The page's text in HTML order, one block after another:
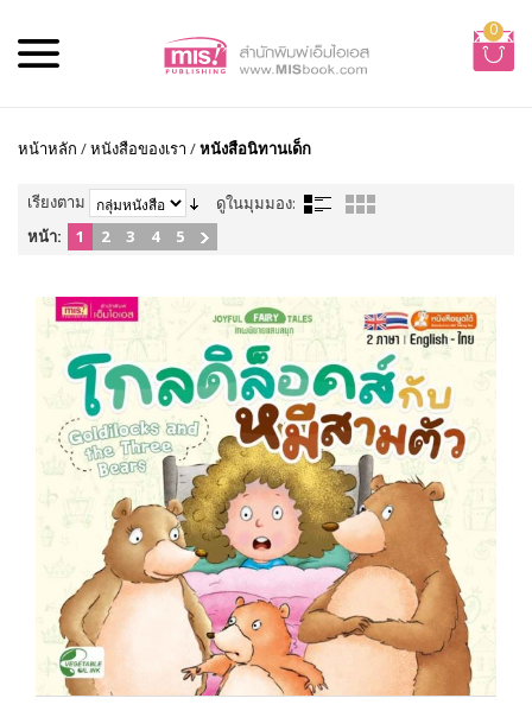
0
หน้าหลัก /หนังสือของเรา /หนังสือนิทานเด็ก
เรียงตาม
ดูในมุมมอง:
หน้า:
1 2 3 4 5